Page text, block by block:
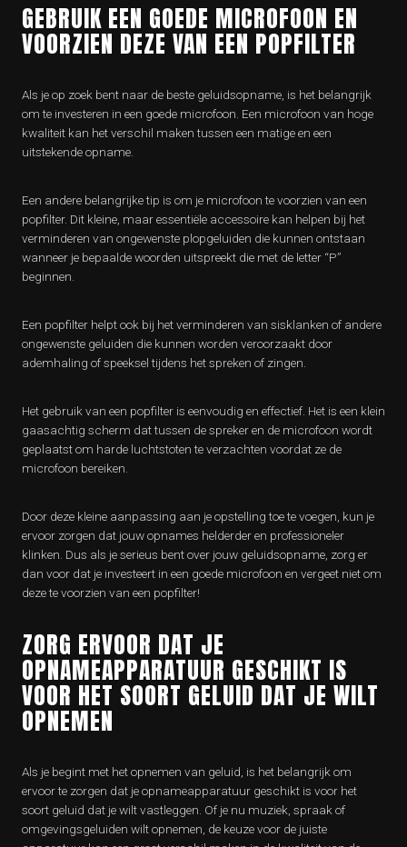
GEBRUIK EEN GOEDE MICROFOON EN
VOORZIEN DEZE VAN EEN POPFILTER
Als je op zoek bent naar de beste geluidsopname, is het belangrijk
om te investeren in een goede microfoon. Een microfoon van hoge
kwaliteit kan het verschil maken tussen een matige en een
uitstekende opname.
Een andere belangrijke tip is om je microfoon te voorzien van een
popfilter. Dit kleine, maar essentiële accessoire kan helpen bij het
verminderen van ongewenste plopgeluiden die kunnen ontstaan ​​
wanneer je bepaalde woorden uitspreekt die met de letter “P”
beginnen.
Een popfilter helpt ook bij het verminderen van sisklanken of andere
ongewenste geluiden die kunnen worden veroorzaakt door
ademhaling of speeksel tijdens het spreken of zingen.
Het gebruik van een popfilter is eenvoudig en effectief. Het is een klein
gaasachtig scherm dat tussen de spreker en de microfoon wordt
geplaatst om harde luchtstoten te verzachten voordat ze de
microfoon bereiken.
Door deze kleine aanpassing aan je opstelling toe te voegen, kun je
ervoor zorgen dat jouw opnames helderder en professioneler
klinken. Dus als je serieus bent over jouw geluidsopname, zorg er
dan voor dat je investeert in een goede microfoon en vergeet niet om
deze te voorzien van een popfilter!
ZORG ERVOOR DAT JE
OPNAMEAPPARATUUR GESCHIKT IS
VOOR HET SOORT GELUID DAT JE WILT
OPNEMEN
Als je begint met het opnemen van geluid, is het belangrijk om
ervoor te zorgen dat je opnameapparatuur geschikt is voor het
soort geluid dat je wilt vastleggen. Of je nu muziek, spraak of
omgevingsgeluiden wilt opnemen, de keuze voor de juiste